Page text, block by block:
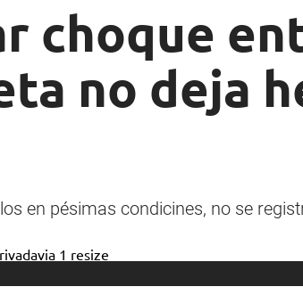
choque
no deja
en pésimas condicines, no se